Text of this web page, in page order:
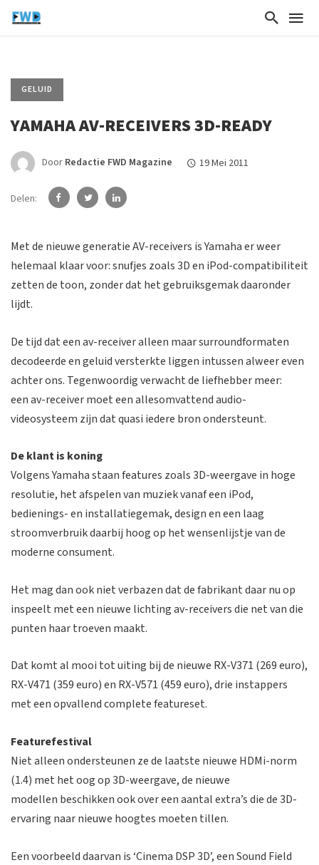
GELUID
YAMAHA AV-RECEIVERS 3D-READY
Door Redactie FWD Magazine 19 Mei 2011
Delen:
Met de nieuwe generatie AV-receivers is Yamaha er weer
helemaal klaar voor: snufjes zoals 3D en iPod-compatibiliteit
zetten de toon, zonder dat het gebruiksgemak daaronder
lijdt.
De tijd dat een av-receiver alleen maar surroundformaten
decodeerde en geluid versterkte liggen intussen alweer even
achter ons. Tegenwoordig verwacht de liefhebber meer:
een av-receiver moet een allesomvattend audio-
videosysteem zijn dat quasi iedere bron ondersteunt.
De klant is koning
Volgens Yamaha staan features zoals 3D-weergave in hoge
resolutie, het afspelen van muziek vanaf een iPod,
bedienings- en installatiegemak, design en een laag
stroomverbruik daarbij hoog op het wensenlijstje van de
moderne consument.
Het mag dan ook niet verbazen dat de fabrikant daar nu op
inspeelt met een nieuwe lichting av-receivers die net van die
punten haar troeven maakt.
Dat komt al mooi tot uiting bij de nieuwe RX-V371 (269 euro),
RX-V471 (359 euro) en RX-V571 (459 euro), drie instappers
met een opvallend complete featureset.
Featurefestival
Niet alleen ondersteunen ze de laatste nieuwe HDMi-norm
(1.4) met het oog op 3D-weergave, de nieuwe
modellen beschikken ook over een aantal extra’s die de 3D-
ervaring naar nieuwe hoogtes moeten tillen.
Een voorbeeld daarvan is ‘Cinema DSP 3D’, een Sound Field